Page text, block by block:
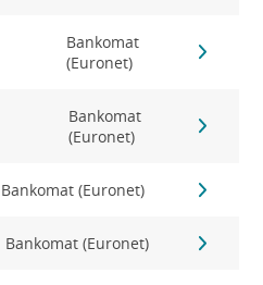
Bankomat
(Euronet)
Bankomat
(Euronet)
Bankomat (Euronet)
Bankomat (Euronet)